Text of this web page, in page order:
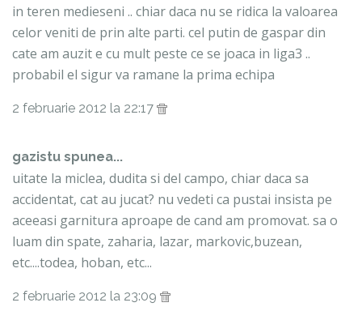
in teren medieseni .. chiar daca nu se ridica la valoarea
celor veniti de prin alte parti. cel putin de gaspar din
cate am auzit e cu mult peste ce se joaca in liga3 ..
probabil el sigur va ramane la prima echipa
2 februarie 2012 la 22:17
gazistu spunea...
uitate la miclea, dudita si del campo, chiar daca sa
accidentat, cat au jucat? nu vedeti ca pustai insista pe
aceeasi garnitura aproape de cand am promovat. sa o
luam din spate, zaharia, lazar, markovic,buzean,
etc....todea, hoban, etc...
2 februarie 2012 la 23:09